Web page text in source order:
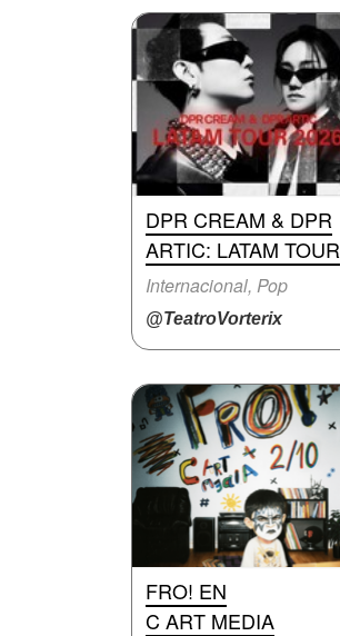
DPR CREAM & DPR
ARTIC: LATAM TOUR
Internacional, Pop
@TeatroVorterix
FRO! EN
C ART MEDIA